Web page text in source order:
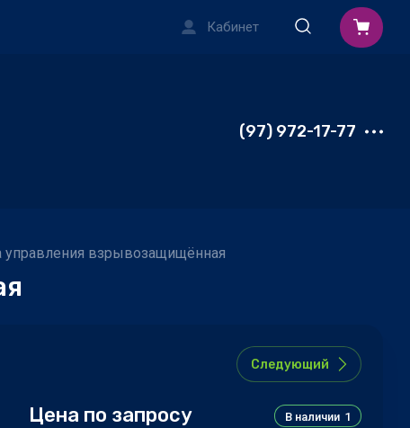
Кабинет
(97) 972-17-77
взрывозащищённая
Следующий
В наличии 1
Цена по запросу